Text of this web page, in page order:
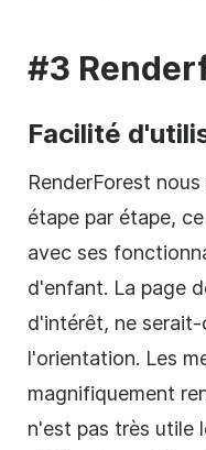
#3
Facilité
RenderForest
étape par étape,
avec ses
d'enfant. La page
d'intérêt, ne
l'orientation. Les
magnifiquement
n'est pas très utile